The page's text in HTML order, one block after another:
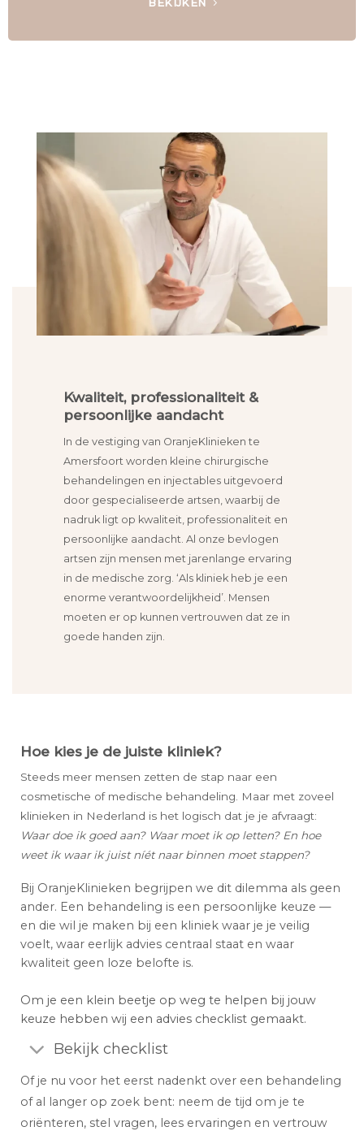
BEKIJKEN
Kwaliteit, professionaliteit &
persoonlijke aandacht
In de vestiging van OranjeKlinieken te
Amersfoort worden kleine chirurgische
behandelingen en injectables uitgevoerd
door gespecialiseerde artsen, waarbij de
nadruk ligt op kwaliteit, professionaliteit en
persoonlijke aandacht. Al onze bevlogen
artsen zijn mensen met jarenlange ervaring
in de medische zorg. ‘Als kliniek heb je een
enorme verantwoordelijkheid’. Mensen
moeten er op kunnen vertrouwen dat ze in
goede handen zijn.
Hoe kies je de juiste kliniek?
Steeds meer mensen zetten de stap naar een
cosmetische of medische behandeling. Maar met zoveel
klinieken in Nederland is het logisch dat je je afvraagt:
Waar doe ik goed aan? Waar moet ik op letten? En hoe
weet ik waar ik juist níét naar binnen moet stappen?
Bij OranjeKlinieken begrijpen we dit dilemma als geen
ander. Een behandeling is een persoonlijke keuze —
en die wil je maken bij een kliniek waar je je veilig
voelt, waar eerlijk advies centraal staat en waar
kwaliteit geen loze belofte is.
Om je een klein beetje op weg te helpen bij jouw
keuze hebben wij een advies checklist gemaakt.
Bekijk checklist
Of je nu voor het eerst nadenkt over een behandeling
of al langer op zoek bent: neem de tijd om je te
oriënteren, stel vragen, lees ervaringen en vertrouw